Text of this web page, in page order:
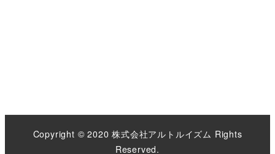
Copyright © 2020 株式会社アルトルイズム Rights
Reserved.